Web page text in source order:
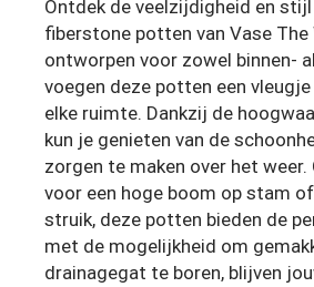
Ontdek de veelzijdigheid en
fiberstone potten van Vase
ontworpen voor zowel binnen-
voegen deze potten een
elke ruimte. Dankzij de
kun je genieten van de
zorgen te maken over het weer.
voor een hoge boom op stam
struik, deze potten bieden de
met de mogelijkheid om
drainagegat te boren, blijven